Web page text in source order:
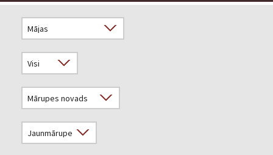
Novērtēt īpašumu
Uzņēmums
Pakalpojumi